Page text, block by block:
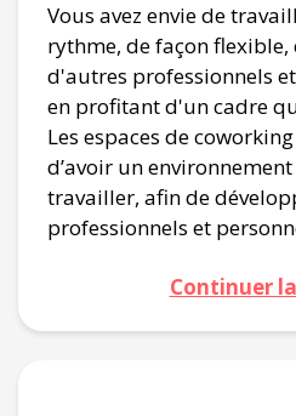
Vous avez envie de
rythme, de façon flexible,
d'autres professionnels
en profitant d'un cadre
Les espaces de
d’avoir un
travailler, afin de
professionnels et
Continuer